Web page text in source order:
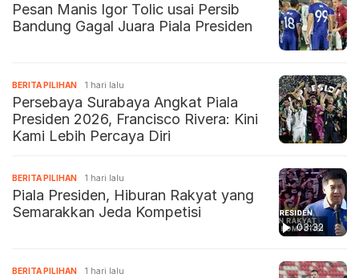
Pesan Manis Igor Tolic usai Persib
Bandung Gagal Juara Piala Presiden
BERITA PILIHAN 1 hari lalu
Persebaya Surabaya Angkat Piala
Presiden 2026, Francisco Rivera: Kini
Kami Lebih Percaya Diri
03:32
BERITA PILIHAN 1 hari lalu
Piala Presiden, Hiburan Rakyat yang
Semarakkan Jeda Kompetisi
BERITA PILIHAN 1 hari lalu